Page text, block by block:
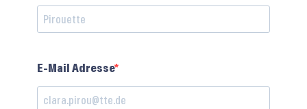
E-Mail Adresse